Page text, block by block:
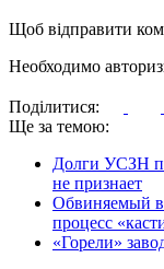
Щоб відправити
Необходимо
Поділитися:
Ще за темою:
Долги УСЗН
не признает
Обвиняемый в
процесс
«Горели»